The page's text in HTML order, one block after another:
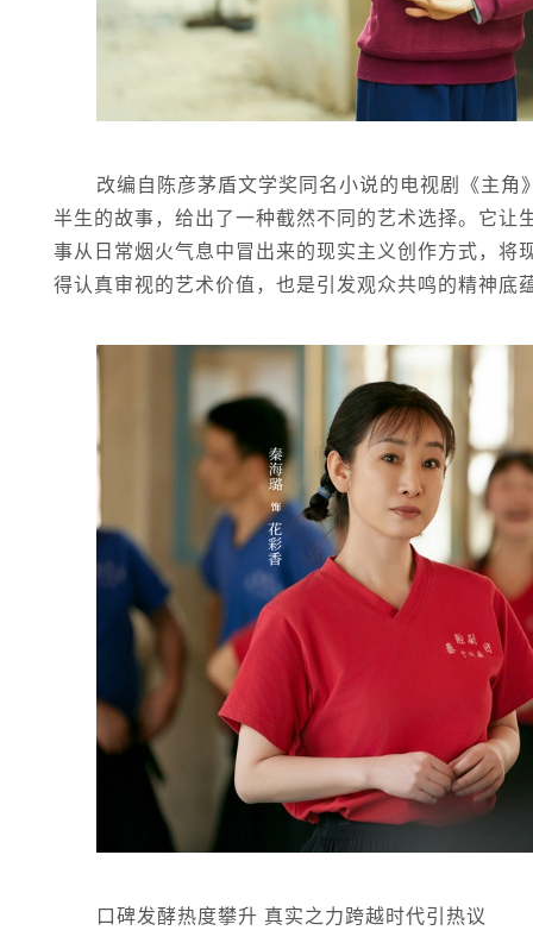
改编自陈彦茅盾文学奖同名小说的电视剧《主
半生的故事，给出了一种截然不同的艺术选择。它
事从日常烟火气息中冒出来的现实主义创作方式，
得认真审视的艺术价值，也是引发观众共鸣的精神底
口碑发酵热度攀升 真实之力跨越时代引热议